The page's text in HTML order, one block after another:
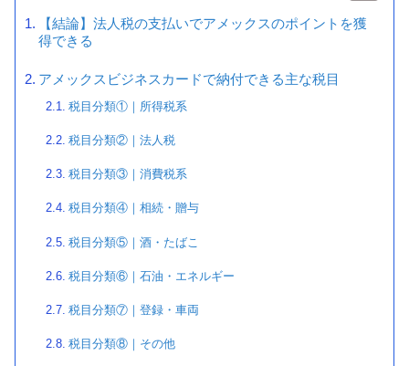
【結論】法人税の支払いでアメックスのポイントを獲
得できる
アメックスビジネスカードで納付できる主な税目
税目分類①｜所得税系
税目分類②｜法人税
税目分類③｜消費税系
税目分類④｜相続・贈与
税目分類⑤｜酒・たばこ
税目分類⑥｜石油・エネルギー
税目分類⑦｜登録・車両
税目分類⑧｜その他